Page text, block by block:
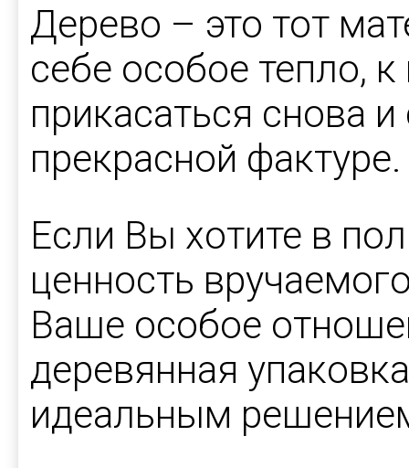
Дерево – это тот
себе особое тепло,
прикасаться снова
прекрасной фактуре.
Если Вы хотите в
ценность
Ваше особое
деревянная
идеальным